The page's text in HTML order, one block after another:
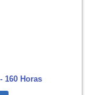
160 Horas